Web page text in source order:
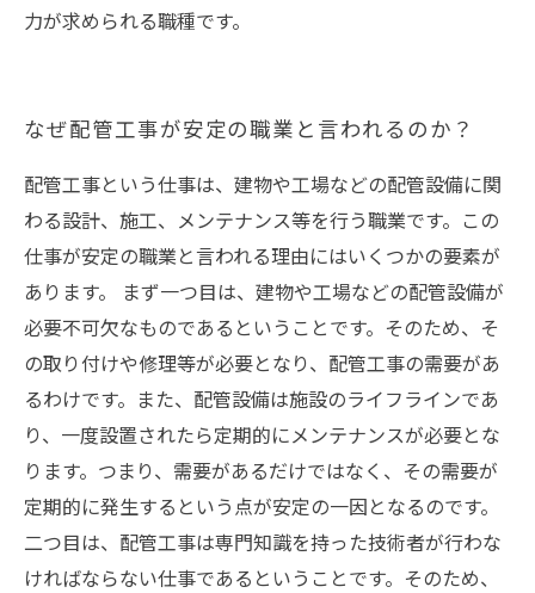
力が求められる職種です。
なぜ配管工事が安定の職業と言われるのか？
配管工事という仕事は、建物や工場などの配管設備に関
わる設計、施工、メンテナンス等を行う職業です。この
仕事が安定の職業と言われる理由にはいくつかの要素が
あります。 まず一つ目は、建物や工場などの配管設備が
必要不可欠なものであるということです。そのため、そ
の取り付けや修理等が必要となり、配管工事の需要があ
るわけです。また、配管設備は施設のライフラインであ
り、一度設置されたら定期的にメンテナンスが必要とな
ります。つまり、需要があるだけではなく、その需要が
定期的に発生するという点が安定の一因となるのです。
二つ目は、配管工事は専門知識を持った技術者が行わな
ければならない仕事であるということです。そのため、